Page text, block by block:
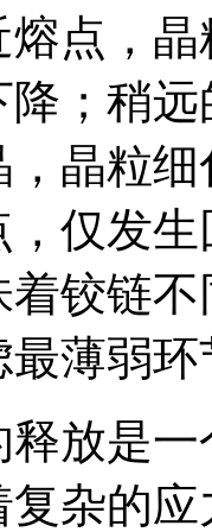
熔点，
降；稍
晶粒
仅发
铰链
薄弱
放是
复杂的